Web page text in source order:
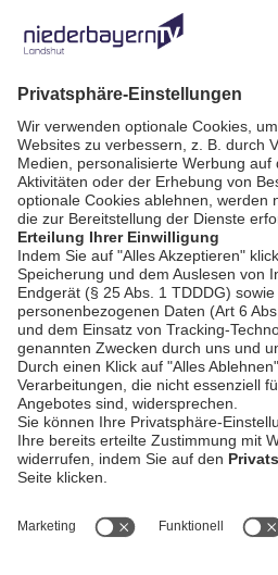
Zurück
AGB / Gewinnspiele
Datenschutz
Impressum